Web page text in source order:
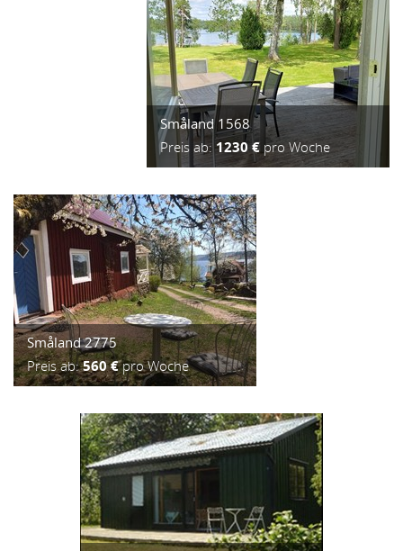
Småland 1568
Preis ab:1230 € pro Woche
Småland 2775
Preis ab:560 €pro Woche